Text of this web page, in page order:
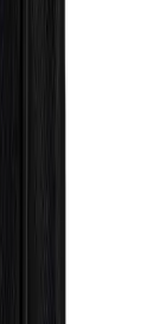
sağlar ve
renkler ve bakım